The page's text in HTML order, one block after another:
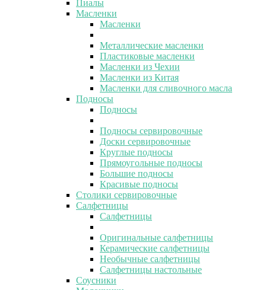
Пиалы
Масленки
Масленки
Металлические масленки
Пластиковые масленки
Масленки из Чехии
Масленки из Китая
Масленки для сливочного масла
Подносы
Подносы
Подносы сервировочные
Доски сервировочные
Круглые подносы
Прямоугольные подносы
Большие подносы
Красивые подносы
Столики сервировочные
Салфетницы
Салфетницы
Оригинальные салфетницы
Керамические салфетницы
Необычные салфетницы
Салфетницы настольные
Соусники